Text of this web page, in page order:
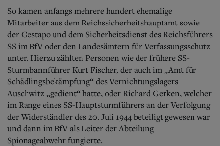
Datenschutz
So kamen anfangs mehrere hundert ehemalige
Mitarbeiter aus dem Reichssicherheitshauptamt sowie
der Gestapo und dem Sicherheitsdienst des Reichsführers
SS im BfV oder den Landesämtern für Verfassungsschutz
unter. Hierzu zählten Personen wie der frühere SS-
Sturmbannführer Kurt Fischer, der auch im „Amt für
Schädlingsbekämpfung“ des Vernichtungslagers
Auschwitz „gedient“ hatte, oder Richard Gerken, welcher
im Range eines SS-Hauptsturmführers an der Verfolgung
der Widerständler des 20. Juli 1944 beteiligt gewesen war
und dann im BfV als Leiter der Abteilung
Spionageabwehr fungierte.